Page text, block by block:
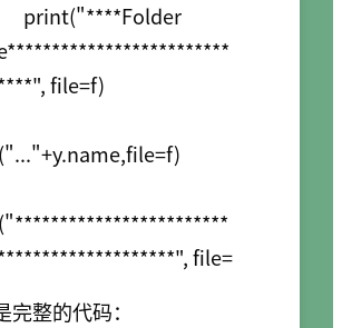
print("****Folder
file=f)
file=
完整的代码：